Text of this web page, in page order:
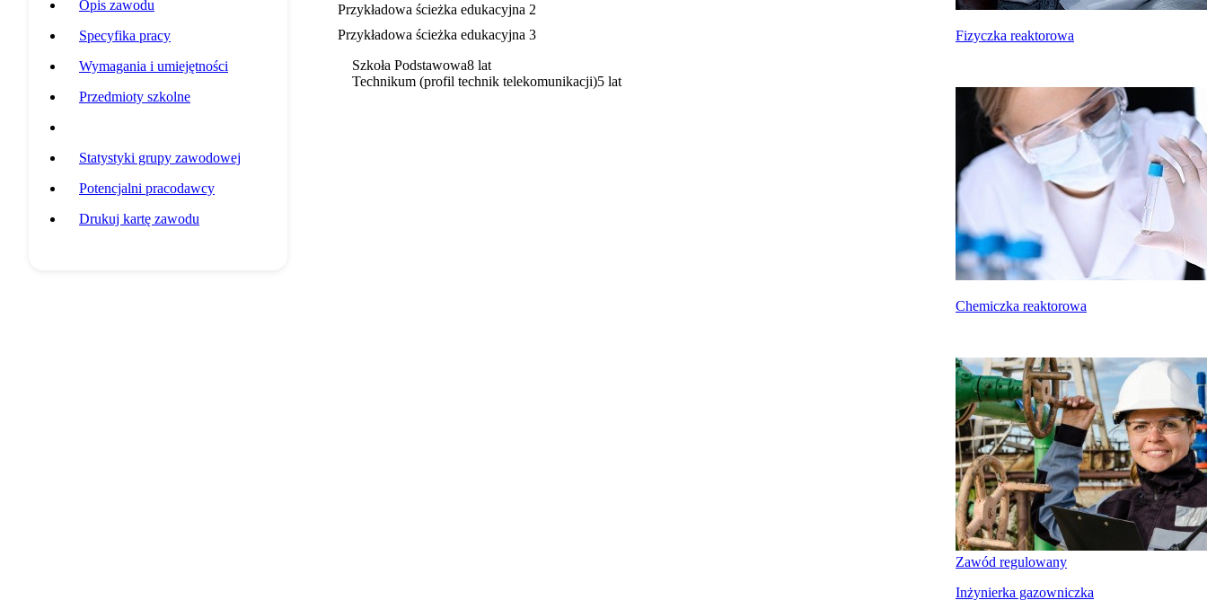
Opis zawodu
Specyfika pracy
Wymagania i umiejętności
Przedmioty szkolne
Statystyki grupy zawodowej
Potencjalni pracodawcy
Drukuj kartę zawodu
Przykładowa ścieżka edukacyjna 2
Przykładowa ścieżka edukacyjna 3
Szkoła Podstawowa8 lat
Technikum (profil technik telekomunikacji)5 lat
Fizyczka reaktorowa
Chemiczka reaktorowa
Zawód regulowany
Inżynierka gazowniczka